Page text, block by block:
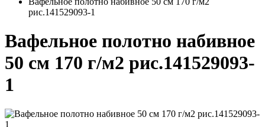
рис.141529093-1
Вафельное полотно набивное
50 см 170 г/м2 рис.141529093-
1